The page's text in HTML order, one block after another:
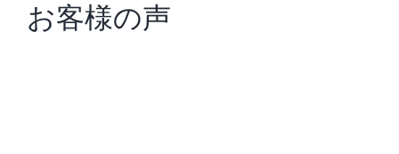
お客様の声